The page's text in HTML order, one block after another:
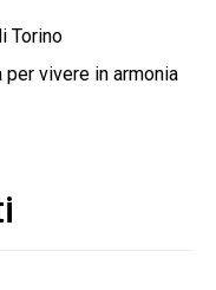
Torino
per vivere in armonia